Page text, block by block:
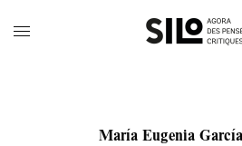
María Eugenia